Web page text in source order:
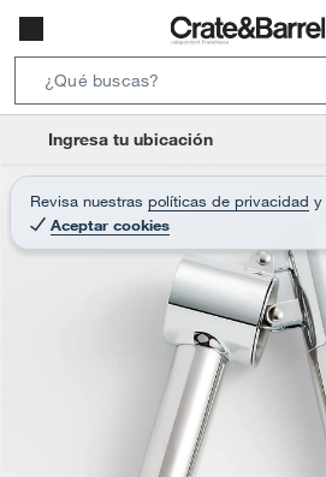
e
r
c
B
a
r
t
Ingresa tu ubicación
Revisa nuestras políticas de privacidad y
Aceptar cookies